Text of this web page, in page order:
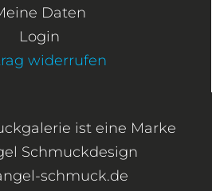
Daten
Login
widerrufen
ist eine Marke
Schmuckdesign
schmuck.de